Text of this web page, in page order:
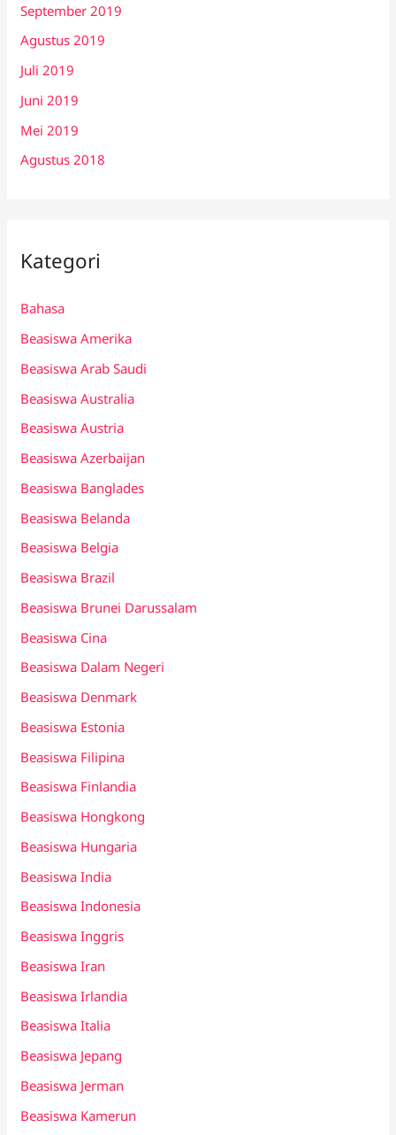
September 2019
Agustus 2019
Juli 2019
Juni 2019
Mei 2019
Agustus 2018
Kategori
Bahasa
Beasiswa Amerika
Beasiswa Arab Saudi
Beasiswa Australia
Beasiswa Austria
Beasiswa Azerbaijan
Beasiswa Banglades
Beasiswa Belanda
Beasiswa Belgia
Beasiswa Brazil
Beasiswa Brunei Darussalam
Beasiswa Cina
Beasiswa Dalam Negeri
Beasiswa Denmark
Beasiswa Estonia
Beasiswa Filipina
Beasiswa Finlandia
Beasiswa Hongkong
Beasiswa Hungaria
Beasiswa India
Beasiswa Indonesia
Beasiswa Inggris
Beasiswa Iran
Beasiswa Irlandia
Beasiswa Italia
Beasiswa Jepang
Beasiswa Jerman
Beasiswa Kamerun